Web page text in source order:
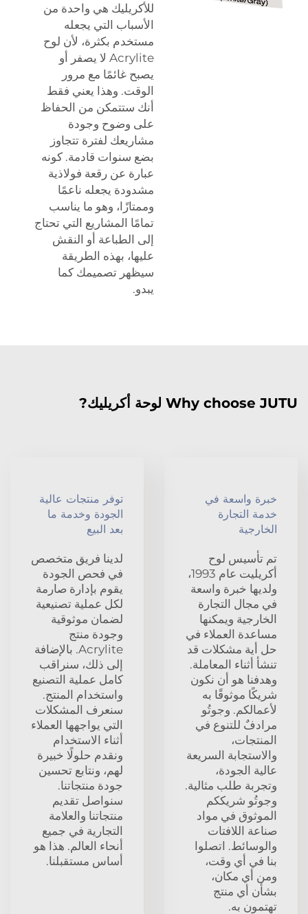
للأكريليك هي واحدة من
الأسباب التي يجعله
مستخدم بكثرة، لأن لوح
Acrylite لا يصفر أو
يصبح غائمًا مع مرور
الوقت. وهذا يعني فقط
أنك ستتمكن من الحفاظ
على وضوح وجودة
مشاريعك لفترة تتجاوز
بضع سنوات قادمة. كونه
عبارة عن رقعة فولاذية
مشدودة يجعله ناعمًا
وممتازًا، وهو ما يناسب
تمامًا المشاريع التي تحتاج
إلى الطباعة أو النقش
عليها، بهذه الطريقة
سيظهر تصميمك كما
يبدو.
Why choose JUTU لوحة أكريليك?
خبرة واسعة في
خدمة التجارة
الخارجية
تم تأسيس لوح
أكريليت عام 1993،
ولديها خبرة واسعة
في مجال التجارة
الخارجية ويمكنها
مساعدة العملاء في
حل أية مشكلات قد
تنشأ أثناء المعاملة.
وهدفنا هو أن نكون
شريكًا موثوقًا به
لأعمالكم. وجوتُو
مرادفٌ للتنوع في
المنتجات،
والاستجابة السريعة
عالية الجودة،
وتجربة طلب مثالية.
وجوتُو شريككم
الموثوق في مواد
صناعة اللافتات
والوسائط. اتصلوا
بنا في أي وقت،
ومن أي مكان،
بشأن أي منتج
تهتمون به.
توفر منتجات عالية
الجودة وخدمة ما
بعد البيع
لدينا فريق متخصص
في فحص الجودة
يقوم بإدارة صارمة
لكل عملية تصنيعية
لضمان موثوقية
وجودة منتج
Acrylite. بالإضافة
إلى ذلك، سنراقب
كامل عملية التصنيع
واستخدام المنتج.
سنعرف المشكلات
التي يواجهها العملاء
أثناء الاستخدام
ونقدم حلولًا خبيرة
لهم، ونتابع تحسين
جودة منتجاتنا.
سنواصل تقديم
منتجاتنا والعلامة
التجارية في جميع
أنحاء العالم. هذا هو
أساس مستقبلنا.